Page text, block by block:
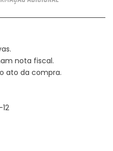
nota fiscal.
ato da compra.